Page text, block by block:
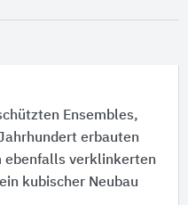
Ensembles,
erbauten
ebenfalls verklinkerten
kubischer Neubau